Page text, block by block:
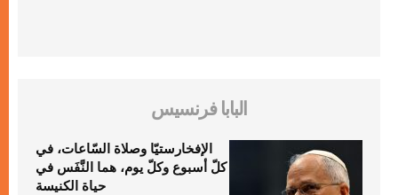
البابا فرنسيس
الإفخارستيّا وصلاة السّاعات، في
كلّ أسبوع وكلّ يوم، هما النَّفَس في
حياة الكنيسة